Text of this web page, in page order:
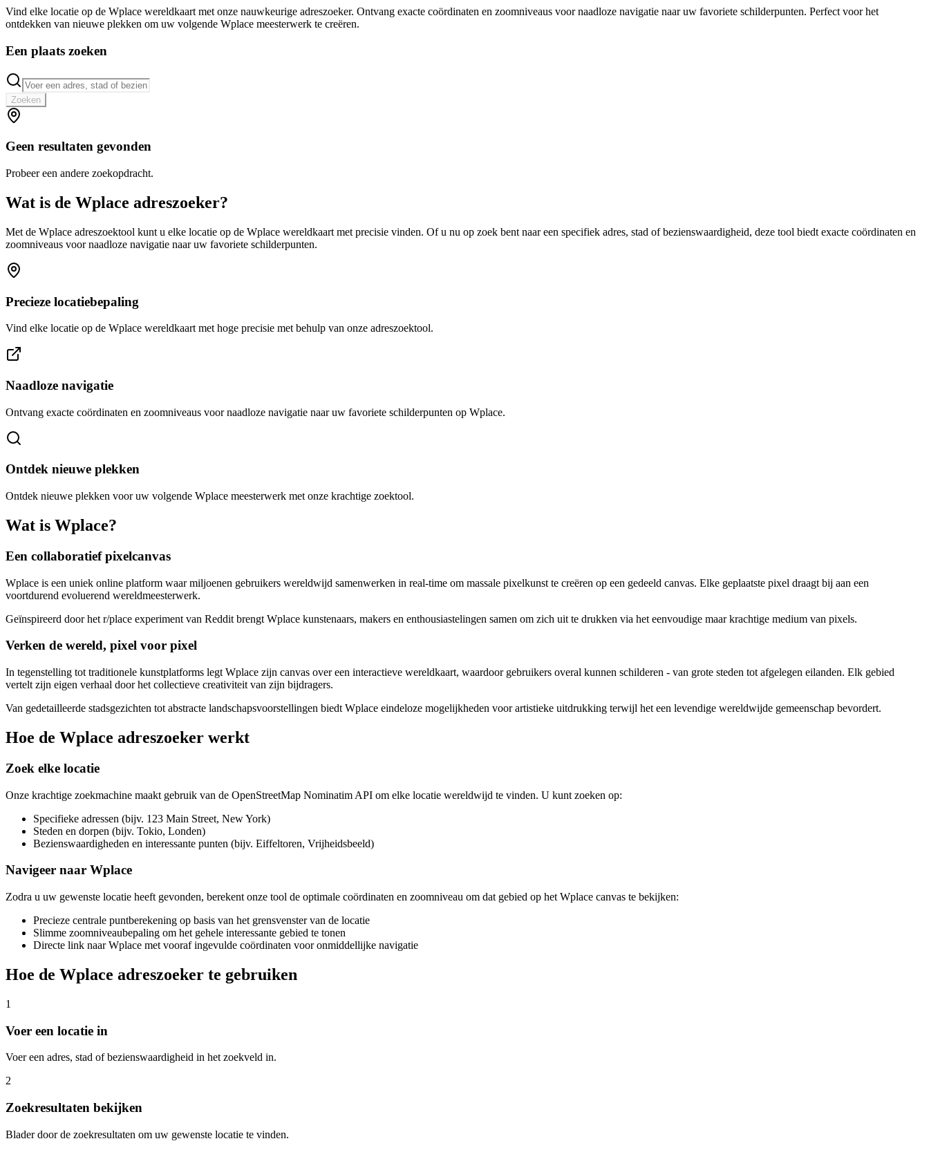
Vind elke locatie op de Wplace wereldkaart met onze nauwkeurige adreszoeker. Ontvang exacte coördinaten en zoomniveaus voor naadloze navigatie naar uw favoriete schilderpunten. Perfect voor het
ontdekken van nieuwe plekken om uw volgende Wplace meesterwerk te creëren.
Een plaats zoeken
Zoeken
Geen resultaten gevonden
Probeer een andere zoekopdracht.
Wat is de Wplace adreszoeker?
Met de Wplace adreszoektool kunt u elke locatie op de Wplace wereldkaart met precisie vinden. Of u nu op zoek bent naar een specifiek adres, stad of bezienswaardigheid, deze tool biedt exacte coördinaten en
zoomniveaus voor naadloze navigatie naar uw favoriete schilderpunten.
Precieze locatiebepaling
Vind elke locatie op de Wplace wereldkaart met hoge precisie met behulp van onze adreszoektool.
Naadloze navigatie
Ontvang exacte coördinaten en zoomniveaus voor naadloze navigatie naar uw favoriete schilderpunten op Wplace.
Ontdek nieuwe plekken
Ontdek nieuwe plekken voor uw volgende Wplace meesterwerk met onze krachtige zoektool.
Wat is Wplace?
Een collaboratief pixelcanvas
Wplace is een uniek online platform waar miljoenen gebruikers wereldwijd samenwerken in real-time om massale pixelkunst te creëren op een gedeeld canvas. Elke geplaatste pixel draagt bij aan een
voortdurend evoluerend wereldmeesterwerk.
Geïnspireerd door het r/place experiment van Reddit brengt Wplace kunstenaars, makers en enthousiastelingen samen om zich uit te drukken via het eenvoudige maar krachtige medium van pixels.
Verken de wereld, pixel voor pixel
In tegenstelling tot traditionele kunstplatforms legt Wplace zijn canvas over een interactieve wereldkaart, waardoor gebruikers overal kunnen schilderen - van grote steden tot afgelegen eilanden. Elk gebied
vertelt zijn eigen verhaal door het collectieve creativiteit van zijn bijdragers.
Van gedetailleerde stadsgezichten tot abstracte landschapsvoorstellingen biedt Wplace eindeloze mogelijkheden voor artistieke uitdrukking terwijl het een levendige wereldwijde gemeenschap bevordert.
Hoe de Wplace adreszoeker werkt
Zoek elke locatie
Onze krachtige zoekmachine maakt gebruik van de OpenStreetMap Nominatim API om elke locatie wereldwijd te vinden. U kunt zoeken op:
Specifieke adressen (bijv. 123 Main Street, New York)
Steden en dorpen (bijv. Tokio, Londen)
Bezienswaardigheden en interessante punten (bijv. Eiffeltoren, Vrijheidsbeeld)
Navigeer naar Wplace
Zodra u uw gewenste locatie heeft gevonden, berekent onze tool de optimale coördinaten en zoomniveau om dat gebied op het Wplace canvas te bekijken:
Precieze centrale puntberekening op basis van het grensvenster van de locatie
Slimme zoomniveaubepaling om het gehele interessante gebied te tonen
Directe link naar Wplace met vooraf ingevulde coördinaten voor onmiddellijke navigatie
Hoe de Wplace adreszoeker te gebruiken
1
Voer een locatie in
Voer een adres, stad of bezienswaardigheid in het zoekveld in.
2
Zoekresultaten bekijken
Blader door de zoekresultaten om uw gewenste locatie te vinden.